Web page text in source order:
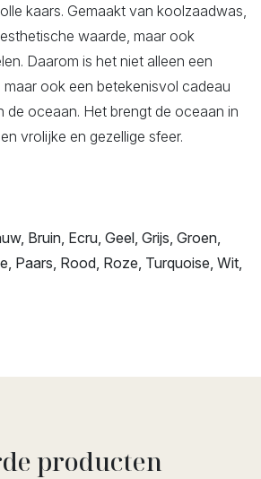
kaars. Gemaakt van koolzaadwas,
waarde, maar ook
Daarom is het niet alleen een
ook een betekenisvol cadeau
de oceaan. Het brengt de oceaan in
vrolijke en gezellige sfeer.
Bruin, Ecru, Geel, Grijs, Groen,
Paars, Rood, Roze, Turquoise, Wit,
producten